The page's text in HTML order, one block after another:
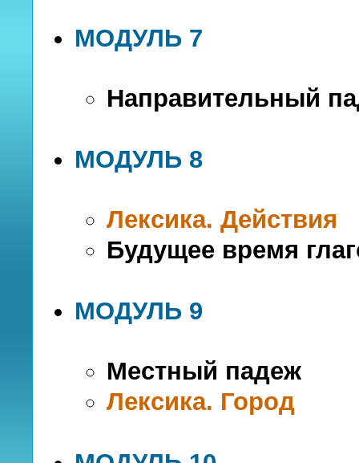
МОДУЛЬ 7
Направительный
МОДУЛЬ 8
Лексика. Действия
Будущее время
МОДУЛЬ 9
Местный падеж
Лексика. Город